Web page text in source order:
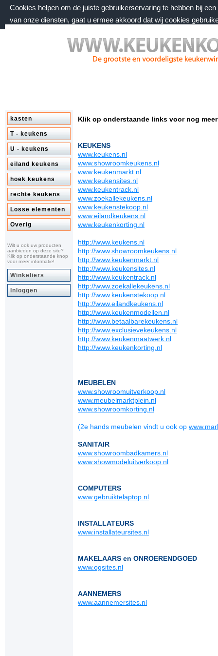
Cookies helpen om de juiste gebruikerservaring te hebben bij
van onze diensten, gaat u ermee akkoord dat wij cookies
vrijdag 7 augustus 2026, 06:20 uur
Welkom bij keukenkorting.nl
kasten
T - keukens
U - keukens
eiland keukens
hoek keukens
rechte keukens
Losse elementen
Overig
Wilt u ook uw producten
aanbieden op deze site?
Klik op onderstaande knop
voor meer informatie!
Winkeliers
Inloggen
Klik op onderstaande links voor nog
KEUKENS
www.keukens.nl
www.showroomkeukens.nl
www.keukenmarkt.nl
www.keukensites.nl
www.keukentrack.nl
www.zoekallekeukens.nl
www.keukenstekoop.nl
www.eilandkeukens.nl
www.keukenkorting.nl
http://www.keukens.nl
http://www.showroomkeukens.nl
http://www.keukenmarkt.nl
http://www.keukensites.nl
http://www.keukentrack.nl
http://www.zoekallekeukens.nl
http://www.keukenstekoop.nl
http://www.eilandkeukens.nl
http://www.keukenmodellen.nl
http://www.betaalbarekeukens.nl
http://www.exclusievekeukens.nl
http://www.keukenmaatwerk.nl
http://www.keukenkorting.nl
MEUBELEN
www.showroomuitverkoop.nl
www.meubelmarktplein.nl
www.showroomkorting.nl
(2e hands meubelen vindt u ook op
SANITAIR
www.showroombadkamers.nl
www.showmodeluitverkoop.nl
COMPUTERS
www.gebruiktelaptop.nl
INSTALLATEURS
www.installateursites.nl
MAKELAARS en ONROERENDGOED
www.ogsites.nl
AANNEMERS
www.aannemersites.nl